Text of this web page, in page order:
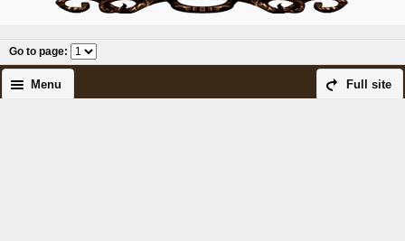
Go to page:
Full site
Menu